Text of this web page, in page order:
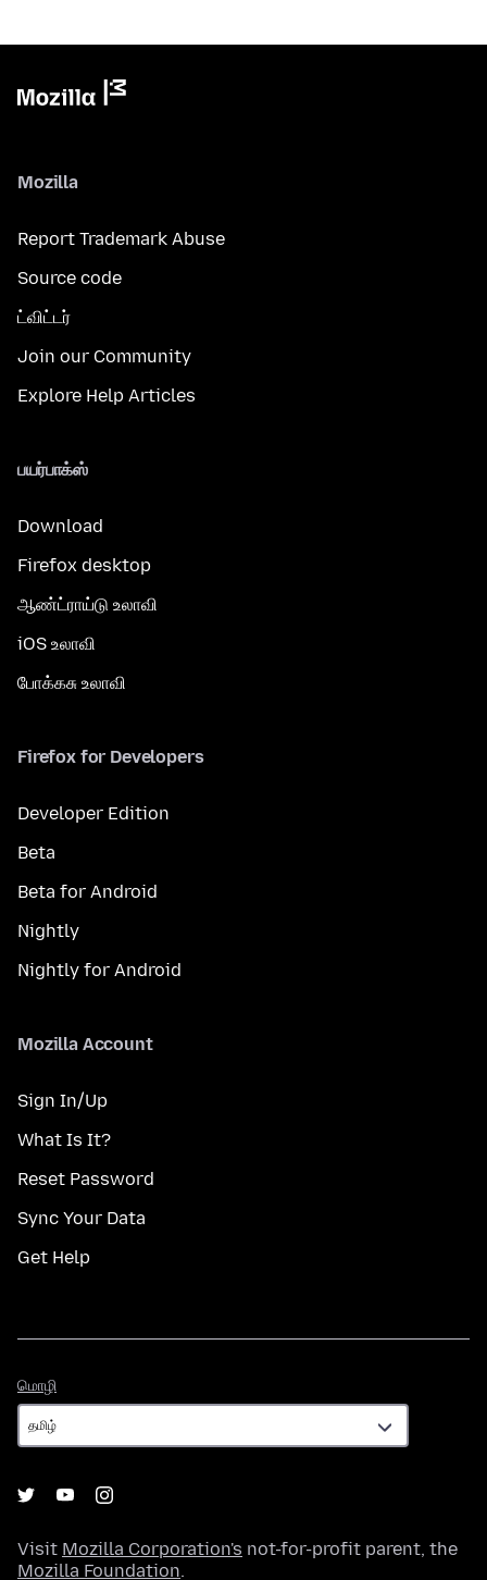
Mozilla
Report Trademark Abuse
Source code
ட்விட்டர்
Join our Community
Explore Help Articles
பயர்பாக்ஸ்
Download
Firefox desktop
ஆண்ட்ராய்டு உலாவி
iOS உலாவி
போக்கசு உலாவி
Firefox for Developers
Developer Edition
Beta
Beta for Android
Nightly
Nightly for Android
Mozilla Account
Sign In/Up
What Is It?
Reset Password
Sync Your Data
Get Help
மொழி
Visit Mozilla Corporation's not-for-profit parent, the
Mozilla Foundation.